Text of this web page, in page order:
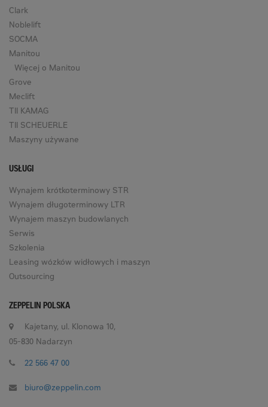
Clark
Noblelift
SOCMA
Manitou
Więcej o Manitou
Grove
Meclift
TII KAMAG
TII SCHEUERLE
Maszyny używane
USŁUGI
Wynajem krótkoterminowy STR
Wynajem długoterminowy LTR
Wynajem maszyn budowlanych
Serwis
Szkolenia
Leasing wózków widłowych i maszyn
Outsourcing
ZEPPELIN POLSKA
Kajetany, ul. Klonowa 10,
05-830 Nadarzyn
22 566 47 00
biuro@zeppelin.com